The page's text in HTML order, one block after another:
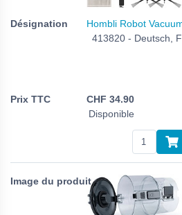
Hombli Robot
413820 - Deutsch,
CHF 34.90
Disponible